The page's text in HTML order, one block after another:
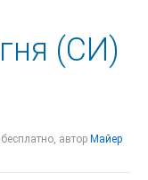
(СИ)
автор Майер